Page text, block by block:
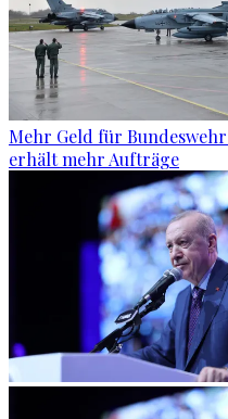
Mehr Geld für
erhält mehr Aufträge